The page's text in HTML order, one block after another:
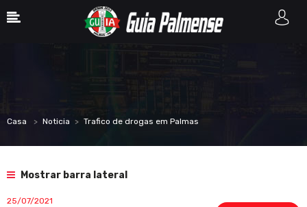
Casa Noticia Trafico de drogas em Palmas
Mostrar barra lateral
25/07/2021